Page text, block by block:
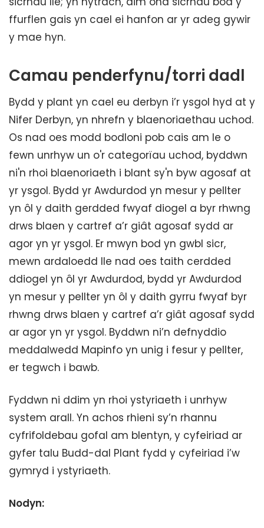
ffurflen gais yn cael ei hanfon ar yr adeg gywir
y mae hyn.
Camau penderfynu/torri dadl
Bydd y plant yn cael eu derbyn i’r ysgol hyd at y
Nifer Derbyn, yn nhrefn y blaenoriaethau uchod.
Os nad oes modd bodloni pob cais am le o
fewn unrhyw un o'r categorïau uchod, byddwn
ni'n rhoi blaenoriaeth i blant sy'n byw agosaf at
yr ysgol. Bydd yr Awdurdod yn mesur y pellter
yn ôl y daith gerdded fwyaf diogel a byr rhwng
drws blaen y cartref a’r giât agosaf sydd ar
agor yn yr ysgol. Er mwyn bod yn gwbl sicr,
mewn ardaloedd lle nad oes taith cerdded
ddiogel yn ôl yr Awdurdod, bydd yr Awdurdod
yn mesur y pellter yn ôl y daith gyrru fwyaf byr
rhwng drws blaen y cartref a’r giât agosaf sydd
ar agor yn yr ysgol. Byddwn ni’n defnyddio
meddalwedd Mapinfo yn unig i fesur y pellter,
er tegwch i bawb.
Fyddwn ni ddim yn rhoi ystyriaeth i unrhyw
system arall. Yn achos rhieni sy’n rhannu
cyfrifoldebau gofal am blentyn, y cyfeiriad ar
gyfer talu Budd-dal Plant fydd y cyfeiriad i’w
gymryd i ystyriaeth.
Nodyn: